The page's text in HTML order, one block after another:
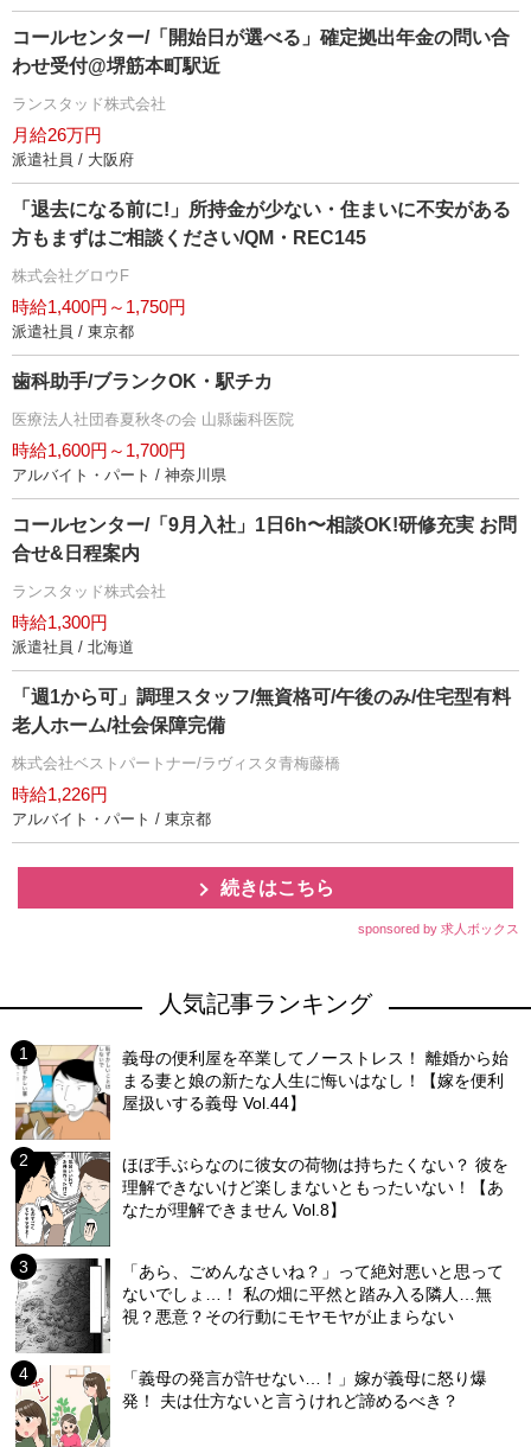
コールセンター/「開始日が選べる」確定拠出年金の問い合
わせ受付@堺筋本町駅近
ランスタッド株式会社
月給26万円
派遣社員 / 大阪府
「退去になる前に!」所持金が少ない・住まいに不安がある
方もまずはご相談ください/QM・REC145
株式会社グロウF
時給1,400円～1,750円
派遣社員 / 東京都
歯科助手/ブランクOK・駅チカ
医療法人社団春夏秋冬の会 山縣歯科医院
時給1,600円～1,700円
アルバイト・パート / 神奈川県
コールセンター/「9月入社」1日6h〜相談OK!研修充実 お問
合せ&日程案内
ランスタッド株式会社
時給1,300円
派遣社員 / 北海道
「週1から可」調理スタッフ/無資格可/午後のみ/住宅型有料
老人ホーム/社会保障完備
株式会社ベストパートナー/ラヴィスタ青梅藤橋
時給1,226円
アルバイト・パート / 東京都
続きはこちら
sponsored by 求人ボックス
人気記事ランキング
義母の便利屋を卒業してノーストレス！ 離婚から始
まる妻と娘の新たな人生に悔いはなし！【嫁を便利
屋扱いする義母 Vol.44】
ほぼ手ぶらなのに彼女の荷物は持ちたくない？ 彼を
理解できないけど楽しまないともったいない！【あ
なたが理解できません Vol.8】
「あら、ごめんなさいね？」って絶対悪いと思って
ないでしょ…！ 私の畑に平然と踏み入る隣人…無
視？悪意？その行動にモヤモヤが止まらない
「義母の発言が許せない…！」嫁が義母に怒り爆
発！ 夫は仕方ないと言うけれど諦めるべき？